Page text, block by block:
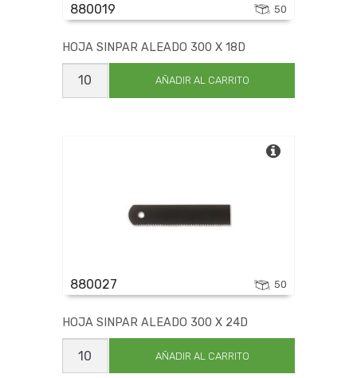
880019 50
HOJA SINPAR ALEADO 300 X 18D
HOJA
SINPAR
AÑADIR AL CARRITO
880027 50
HOJA SINPAR ALEADO 300 X 24D
HOJA
SINPAR
ALEADO
AÑADIR AL CARRITO